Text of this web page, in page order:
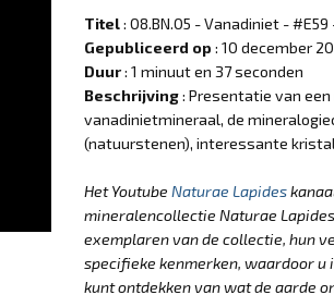
Titel: 08.BN.05 - Vanadiniet -
Gepubliceerd op : 10 december
Duur: 1 minuut en 37 seconden
Beschrijving: Presentatie van
vanadinietmineraal, de
(natuurstenen), interessante
Het Youtube Naturae Lapides
mineralencollectie Naturae
exemplaren van de collectie, hun
specifieke kenmerken, waardoor
kunt ontdekken van wat de aarde